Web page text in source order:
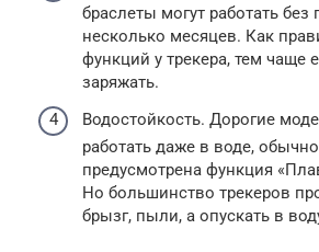
браслеты могут работать без
несколько месяцев. Как
функций у трекера, тем чаще
заряжать.
Водостойкость. Дорогие
работать даже в воде,
предусмотрена функция
Но большинство трекеров
брызг, пыли, а опускать в